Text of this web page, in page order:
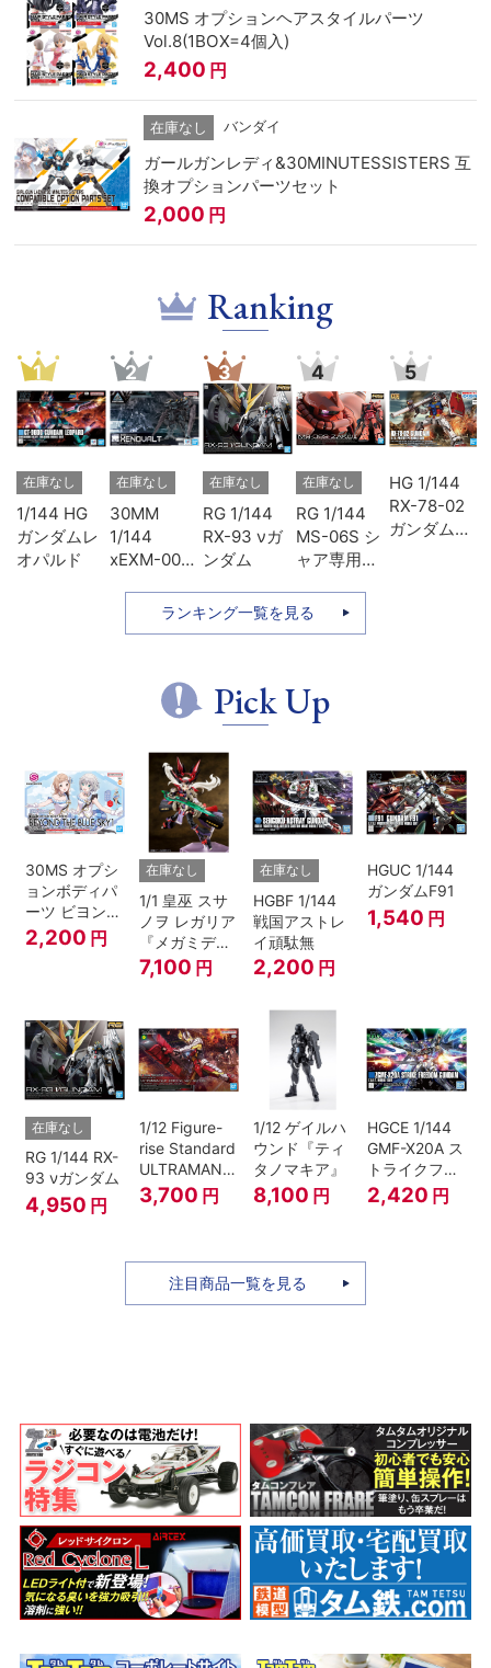
30MS オプションヘアスタイルパーツ
Vol.8(1BOX=4個入)
2,400 円
在庫なし バンダイ
ガールガンレディ&30MINUTESSISTERS 互
換オプションパーツセット
2,000 円
Ranking
1
在庫なし
1/144 HG
ガンダムレ
オパルド
2
在庫なし
30MM
1/144
xEXM-000
3
在庫なし
RG 1/144
RX-93 νガ
ンダム
4
在庫なし
RG 1/144
MS-06S シ
ャア専用ザ
5
HG 1/144
RX-78-02
ガンダム
ランキング一覧を見る
Pick Up
30MS オプシ
ョンボディパ
ーツ ビヨンド
ザブルースカ
イ1[カラーA]
2,200 円
在庫なし
1/1 皇巫 スサ
ノヲ レガリア
『メガミデバ
イス』
7,100 円
在庫なし
HGBF 1/144
戦国アストレ
イ頑駄無
2,200 円
HGUC 1/144
ガンダムF91
1,540 円
在庫なし
RG 1/144 RX-
93 νガンダム
4,950 円
1/12 Figure-
rise Standard
ULTRAMAN
SUIT ZERO
〈SC仕様〉
3,700 円
1/12 ゲイルハ
ウンド『ティ
タノマキア』
8,100 円
HGCE 1/144
GMF-X20A ス
トライクフリ
ーダムガンダ
ム
2,420 円
注目商品一覧を見る